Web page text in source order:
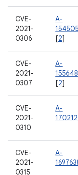
CVE-
2021-
0306
A-
[2]
CVE-
2021-
0307
A-
[2]
CVE-
2021-
0310
A-
CVE-
2021-
0315
A-